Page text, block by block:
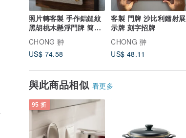
照片轉客製 手作鋁鎚紋
黑胡桃木懸浮門牌 簡筆
畫創意入戶掛牌
CHONG 翀
US$ 74.58
客製 門牌 沙比利鐳射展
示牌 刻字招牌
CHONG 翀
US$ 48.11
與此商品相似 看更多
95 折